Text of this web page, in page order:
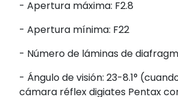
- Apertura máxima: F2.8
- Apertura mínima: F22
- Número de láminas de
- Ángulo de visión: 23-8.1°
cámara réflex digiates Pentax